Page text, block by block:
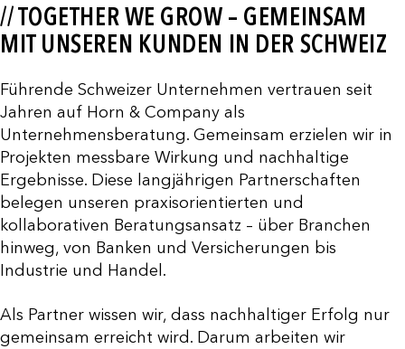
// TOGETHER WE GROW – GEMEINSAM
MIT UNSEREN KUNDEN IN DER SCHWEIZ
Führende Schweizer Unternehmen vertrauen seit
Jahren auf Horn & Company als
Unternehmensberatung. Gemeinsam erzielen wir in
Projekten messbare Wirkung und nachhaltige
Ergebnisse. Diese langjährigen Partnerschaften
belegen unseren praxisorientierten und
kollaborativen Beratungsansatz – über Branchen
hinweg, von Banken und Versicherungen bis
Industrie und Handel.
Als Partner wissen wir, dass nachhaltiger Erfolg nur
gemeinsam erreicht wird. Darum arbeiten wir